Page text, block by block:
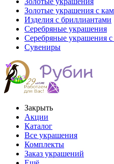
Золотые украшения с
Изделия с бриллиантами
Серебряные украшения
Серебряные украшения
Сувениры
Закрыть
Акции
Каталог
Все украшения
Комплекты
Заказ украшений